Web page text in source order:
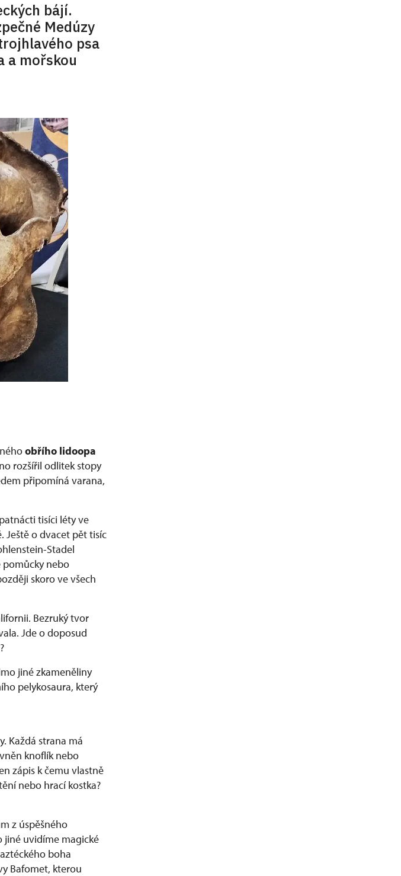
bájí.
Medúzy
psa
a mořskou
obřího lidoopa
rozšířil odlitek stopy
připomíná varana,
tisíci léty ve
Ještě o dvacet pět tisíc
Stadel
pomůcky nebo
skoro ve všech
Bezruký tvor
Jde o doposud
jiné zkameněliny
pelykosaura, který
Každá strana má
knoflík nebo
zápis k čemu vlastně
nebo hrací kostka?
z úspěšného
jiné uvidíme magické
boha
Bafomet, kterou